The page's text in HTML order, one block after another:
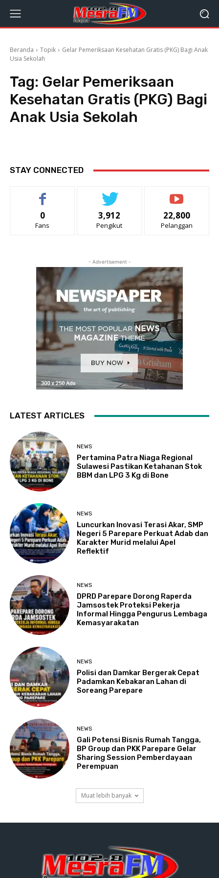
Beranda Topik
Gelar Pemeriksaan Kesehatan Gratis (PKG) Bagi Anak
Usia Sekolah
Tag: Gelar Pemeriksaan
Kesehatan Gratis (PKG) Bagi
Anak Usia Sekolah
STAY CONNECTED
0
Fans
3,912
Pengikut
22,800
Pelanggan
- Advertisement -
LATEST ARTICLES
NEWS
Pertamina Patra Niaga Regional
Sulawesi Pastikan Ketahanan Stok
BBM dan LPG 3 Kg di Bone
NEWS
Luncurkan Inovasi Terasi Akar, SMP
Negeri 5 Parepare Perkuat Adab dan
Karakter Murid melalui Apel
Reflektif
NEWS
DPRD Parepare Dorong Raperda
Jamsostek Proteksi Pekerja
Informal Hingga Pengurus Lembaga
Kemasyarakatan
NEWS
Polisi dan Damkar Bergerak Cepat
Padamkan Kebakaran Lahan di
Soreang Parepare
NEWS
Gali Potensi Bisnis Rumah Tangga,
BP Group dan PKK Parepare Gelar
Sharing Session Pemberdayaan
Perempuan
Muat lebih banyak